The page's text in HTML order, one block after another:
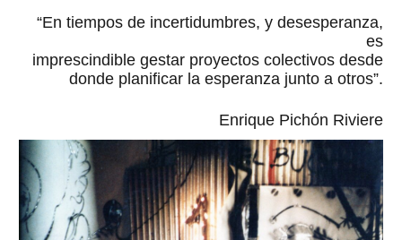
“En tiempos de incertidumbres, y desesperanza,
es
imprescindible gestar proyectos colectivos desde
donde planificar la esperanza junto a otros”.
Enrique Pichón Riviere